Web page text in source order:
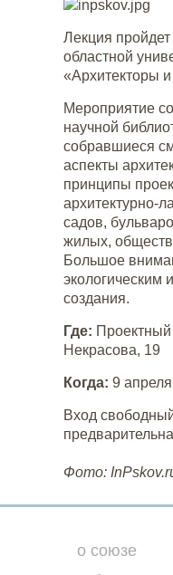
Лекция
областной
«Архитекторы и
Мероприятие
научной
собравшиеся
аспекты
принципы
архитектурно-
садов,
жилых,
Большое
экологическим
создания.
Где:
Некрасова, 19
Когда: 9
Вход
Фото:
о союзе